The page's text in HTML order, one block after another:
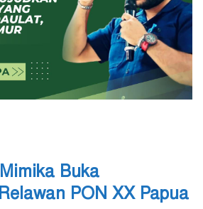
Buka
PON XX Papua